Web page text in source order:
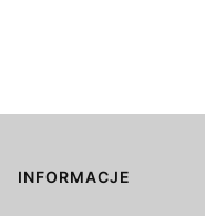
Linki w stopce
INFORMACJE